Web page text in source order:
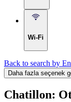
Wi-Fi
Back to search by
Daha fazla seçenek
Chatillon: